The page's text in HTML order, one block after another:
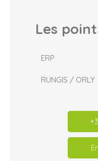
Les
ERP
RUNGIS / ORLY